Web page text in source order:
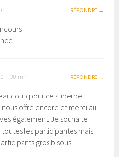
RÉPONDRE
h 30 min RÉPONDRE
pour ce superbe
offre encore et merci au
également. Je souhaite
les participantes mais
gros bisous